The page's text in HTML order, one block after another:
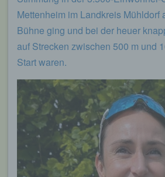
Mettenheim im Landkreis Mühldorf
Bühne ging und bei der heuer
auf Strecken zwischen 500 m und
Start waren.